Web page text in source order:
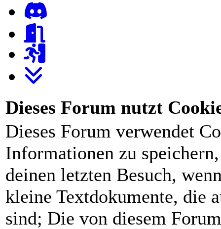
Login
Registrierung
Dieses Forum nutzt
Dieses Forum verwendet
Informationen zu
deinen letzten Besuch,
kleine Textdokumente, die
sind; Die von diesem